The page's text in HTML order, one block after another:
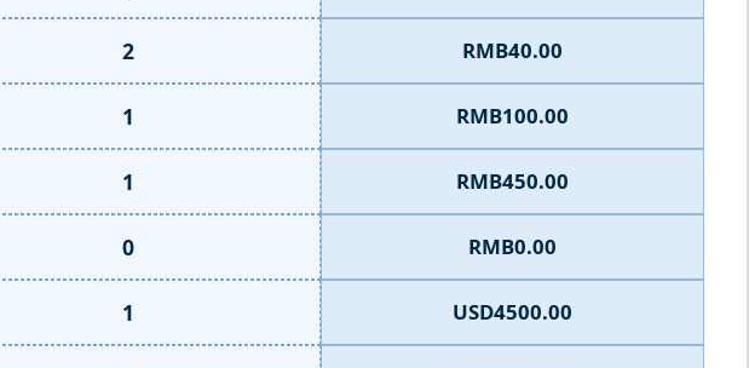
2 RMB40.00
1 RMB100.00
1 RMB450.00
0 RMB0.00
1 USD4500.00